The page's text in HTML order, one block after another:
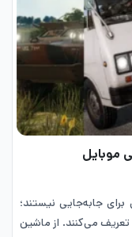
موبایل
برای جابه‌جایی نیستند؛
می‌کنند. از ماشین